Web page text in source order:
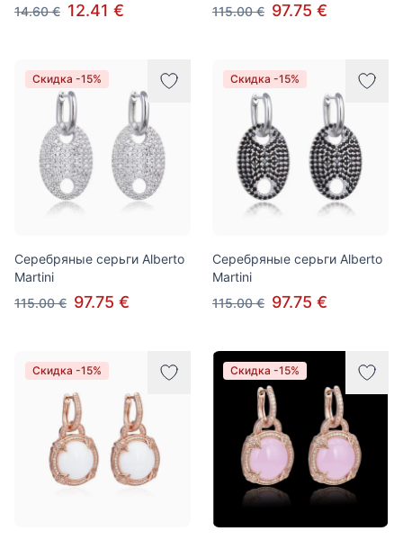
14.60 € 12.41 €
115.00 € 97.75 €
Скидка -15%
Серебряные серьги Alberto
Martini
115.00 € 97.75 €
Скидка -15%
Серебряные серьги Alberto
Martini
115.00 € 97.75 €
Скидка -15% Скидка -15%